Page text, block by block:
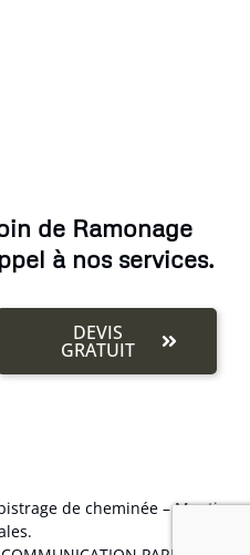
de Ramonage
à nos services.
DEVIS
GRATUIT
de cheminée –Mentions
.